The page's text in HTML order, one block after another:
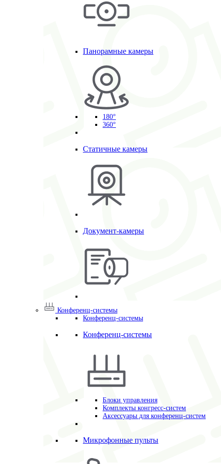
Панорамные камеры
180°
360°
Статичные камеры
Документ-камеры
Конференц-системы
Конференц-системы
Конференц-системы
Блоки управления
Комплекты конгресс-систем
Аксессуары для конференц-систем
Микрофонные пульты